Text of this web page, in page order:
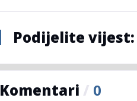
Podijelite vijest:
Komentari / 0